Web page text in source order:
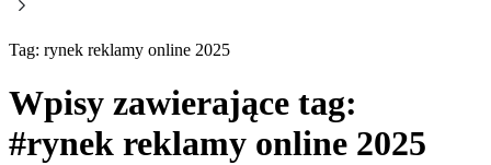
Tag: rynek reklamy online 2025
Wpisy zawierające tag:
#rynek reklamy online 2025